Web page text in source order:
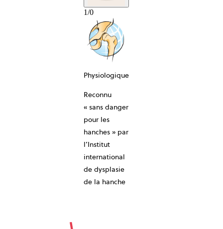
1/0
Physiologique
Reconnu
« sans danger
pour les
hanches » par
l’Institut
international
de dysplasie
de la hanche
10-ANS